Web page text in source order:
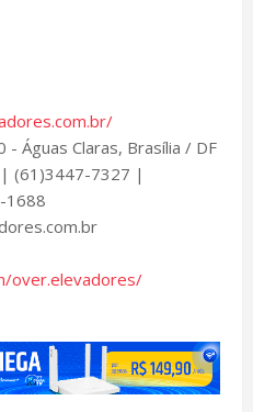
- Águas Claras, Brasília / DF
(61)3447-7327 |
1688
over.elevadores/